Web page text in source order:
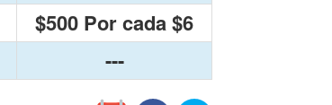
$500 Por cada $6
---